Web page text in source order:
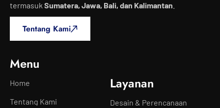
termasuk Sumatera, Jawa, Bali, dan Kalimantan
Tentang Kami
Menu
Home
Tentang Kami
Layanan
Desain & Perencanaan